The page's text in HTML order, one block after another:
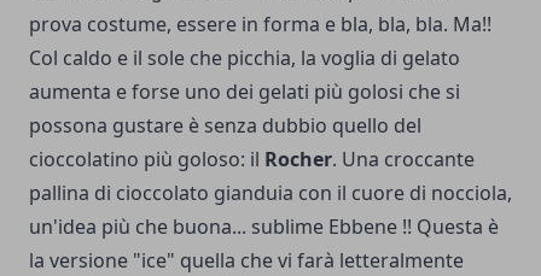
prova costume, essere in forma e bla, bla, bla. Ma!!
Col caldo e il sole che picchia, la voglia di gelato
aumenta e forse uno dei gelati più golosi che si
possona gustare è senza dubbio quello del
cioccolatino più goloso: il Rocher. Una croccante
pallina di cioccolato gianduia con il cuore di nocciola,
un'idea più che buona... sublime Ebbene !! Questa è
la versione "ice" quella che vi farà letteralmente